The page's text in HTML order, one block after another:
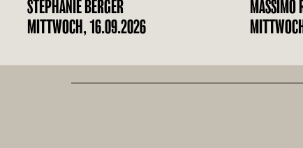
STÉPHANIE BERGER
MITTWOCH, 16.09.2026
MASSIMO